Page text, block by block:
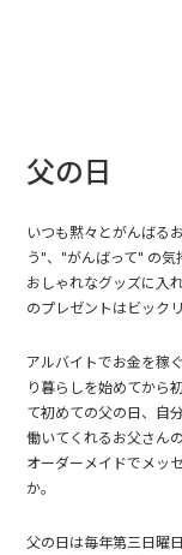
父の日
いつも黙々とがんばる
う"、"がんばって" の
おしゃれなグッズに入
のプレゼントはビック
アルバイトでお金を稼
り暮らしを始めてから
て初めての父の日、自
働いてくれるお父さん
オーダーメイドでメッ
か。
父の日は毎年第三日曜